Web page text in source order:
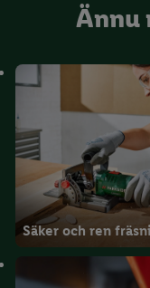
Ännu
Säker och ren